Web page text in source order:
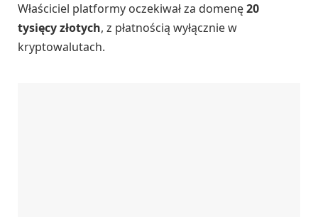
Właściciel platformy oczekiwał za domenę20
tysięcy złotych, z płatnością wyłącznie w
kryptowalutach.